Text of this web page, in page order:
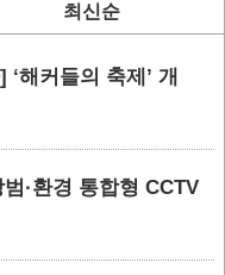
최신순
해커들의 축제’ 개
·환경 통합형 CCTV